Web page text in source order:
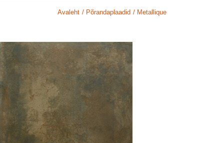
Avaleht / Põrandaplaadid / Metallique